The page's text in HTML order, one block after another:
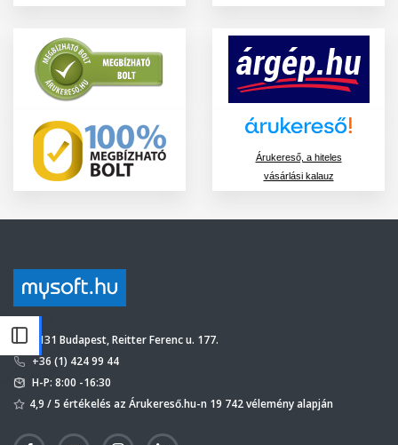
Árukereső, a hiteles
vásárlási kalauz
1131 Budapest, Reitter Ferenc u. 177.
+36 (1) 424 99 44
H-P: 8:00 -16:30
4,9 / 5 értékelés az Árukereső.hu-n 19 742 vélemény alapján